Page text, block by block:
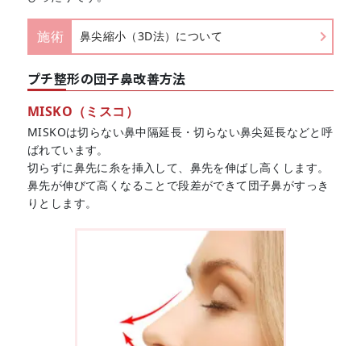
施術 鼻尖縮小（3D法）について
プチ整形の団子鼻改善方法
MISKO（ミスコ）
MISKOは切らない鼻中隔延長・切らない鼻尖延長などと呼
ばれています。
切らずに鼻先に糸を挿入して、鼻先を伸ばし高くします。
鼻先が伸びて高くなることで段差ができて団子鼻がすっき
りとします。